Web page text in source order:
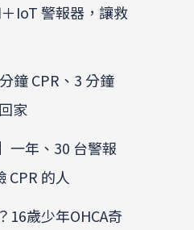
IoT 警報器，讓救
鐘 CPR、3 分鐘
家
一年、30 台警報
CPR 的人
16歲少年OHCA奇